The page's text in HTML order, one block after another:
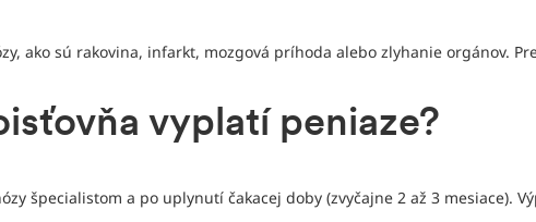
ako sú rakovina, infarkt, mozgová príhoda alebo zlyhanie orgánov.
vyplatí peniaze?
špecialistom a po uplynutí čakacej doby (zvyčajne 2 až 3 mesiace).